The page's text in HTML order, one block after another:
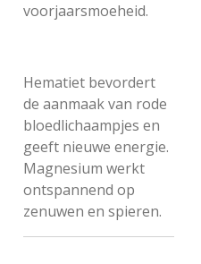
voorjaarsmoeheid.
Hematiet bevordert
de aanmaak van rode
bloedlichaampjes en
geeft nieuwe energie.
Magnesium werkt
ontspannend op
zenuwen en spieren.